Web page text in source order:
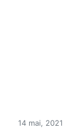
14 mai, 2021